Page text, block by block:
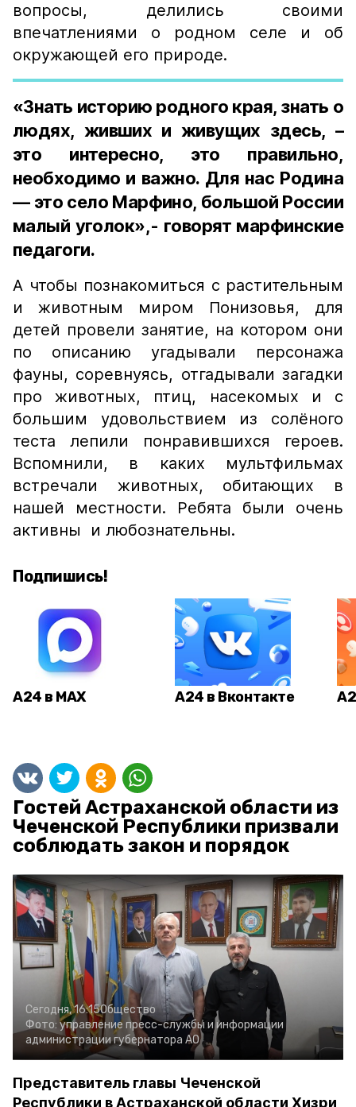
вопросы, делились своими
впечатлениями о родном селе и об
окружающей его природе.
«Знать историю родного края, знать о
людях, живших и живущих здесь, –
это интересно, это правильно,
необходимо и важно. Для нас Родина
— это село Марфино, большой России
малый уголок»,- говорят марфинские
педагоги.
А чтобы познакомиться с растительным
и животным миром Понизовья, для
детей провели занятие, на котором они
по описанию угадывали персонажа
фауны, соревнуясь, отгадывали загадки
про животных, птиц, насекомых и с
большим удовольствием из солёного
теста лепили понравившихся героев.
Вспомнили, в каких мультфильмах
встречали животных, обитающих в
нашей местности. Ребята были очень
активны и любознательны.
Подпишись!
А24 в MAX А24 в Вконтакте
Гостей Астраханской области из
Чеченской Республики призвали
соблюдать закон и порядок
Сегодня, 16:15Общество
Фото: управление пресс-службы и информации
администрации губернатора АО
Представитель главы Чеченской
Республики в Астраханской области Хизри